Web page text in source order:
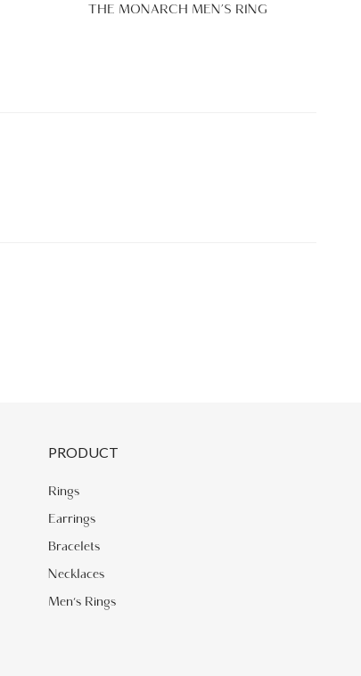
THE MONARCH MEN’S RING
PRODUCT
Rings
Earrings
Bracelets
Necklaces
Men's Rings